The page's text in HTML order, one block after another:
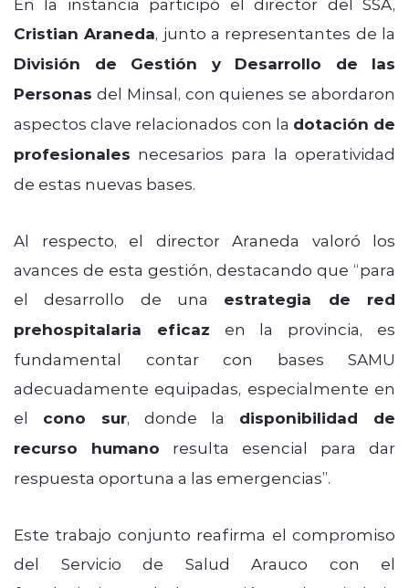
Cristian Araneda, junto a representantes de la
División de Gestión y Desarrollo de las
Personas del Minsal, con quienes se abordaron
aspectos clave relacionados con la dotación de
profesionales necesarios para la operatividad
de estas nuevas bases.
Al respecto, el director Araneda valoró los
avances de esta gestión, destacando que “para
el desarrollo de una estrategia de red
prehospitalaria eficaz en la provincia, es
fundamental contar con bases SAMU
adecuadamente equipadas, especialmente en
el cono sur, donde la disponibilidad de
recurso humano resulta esencial para dar
respuesta oportuna a las emergencias”.
Este trabajo conjunto reafirma el compromiso
del Servicio de Salud Arauco con el